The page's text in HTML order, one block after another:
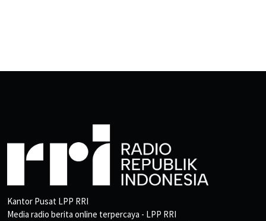
Kantor Pusat LPP RRI
Media radio berita online terpercaya - LPP RRI